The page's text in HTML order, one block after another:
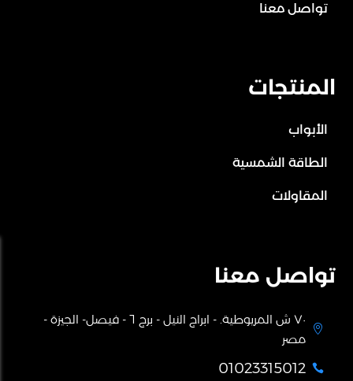
تواصل معنا

٧٠ ش المريوطية. - ابراج النيل - برج ٦ - فيصل- الجيزة -
مصر

01023315012
المنتجات
الأبواب
الطاقة الشمسية
المقاولات
تواصل معنا